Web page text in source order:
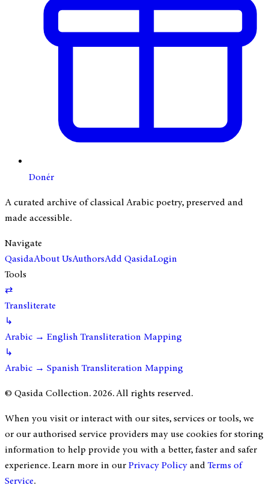
Donér
A curated archive of classical Arabic poetry, preserved and
made accessible.
Navigate
QasidaAbout UsAuthorsAdd QasidaLogin
Tools
⇄
Transliterate
↳
Arabic → English Transliteration Mapping
↳
Arabic → Spanish Transliteration Mapping
© Qasida Collection.2026. All rights reserved.
When you visit or interact with our sites, services or tools, we
or our authorised service providers may use cookies for storing
information to help provide you with a better, faster and safer
experience. Learn more in ourPrivacy PolicyandTerms of
Service.